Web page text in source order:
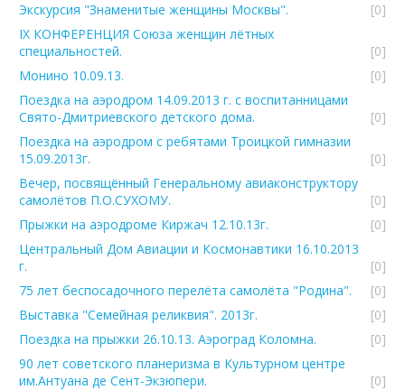
Экскурсия "Знаменитые женщины Москвы".
[0]
IX КОНФЕРЕНЦИЯ Союза женщин лётных
специальностей.
[0]
Монино 10.09.13.
[0]
Поездка на аэродром 14.09.2013 г. с воспитанницами
Свято-Дмитриевского детского дома.
[0]
Поездка на аэродром с ребятами Троицкой гимназии
15.09.2013г.
[0]
Вечер, посвящённый Генеральному авиаконструктору
самолётов П.О.СУХОМУ.
[0]
Прыжки на аэродроме Киржач 12.10.13г.
[0]
Центральный Дом Авиации и Космонавтики 16.10.2013
г.
[0]
75 лет беспосадочного перелёта самолёта "Родина".
[0]
Выставка "Семейная реликвия". 2013г.
[0]
Поездка на прыжки 26.10.13. Аэроград Коломна.
[0]
90 лет советского планеризма в Культурном центре
им.Антуана де Сент-Экзюпери.
[0]